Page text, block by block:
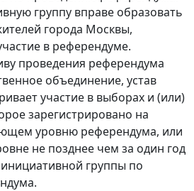
группу вправе образовать
города Москвы,
в референдуме.
проведения референдума
объединение, устав
участие в выборах и (или)
зарегистрировано на
уровню референдума, или
не позднее чем за один год
группы по